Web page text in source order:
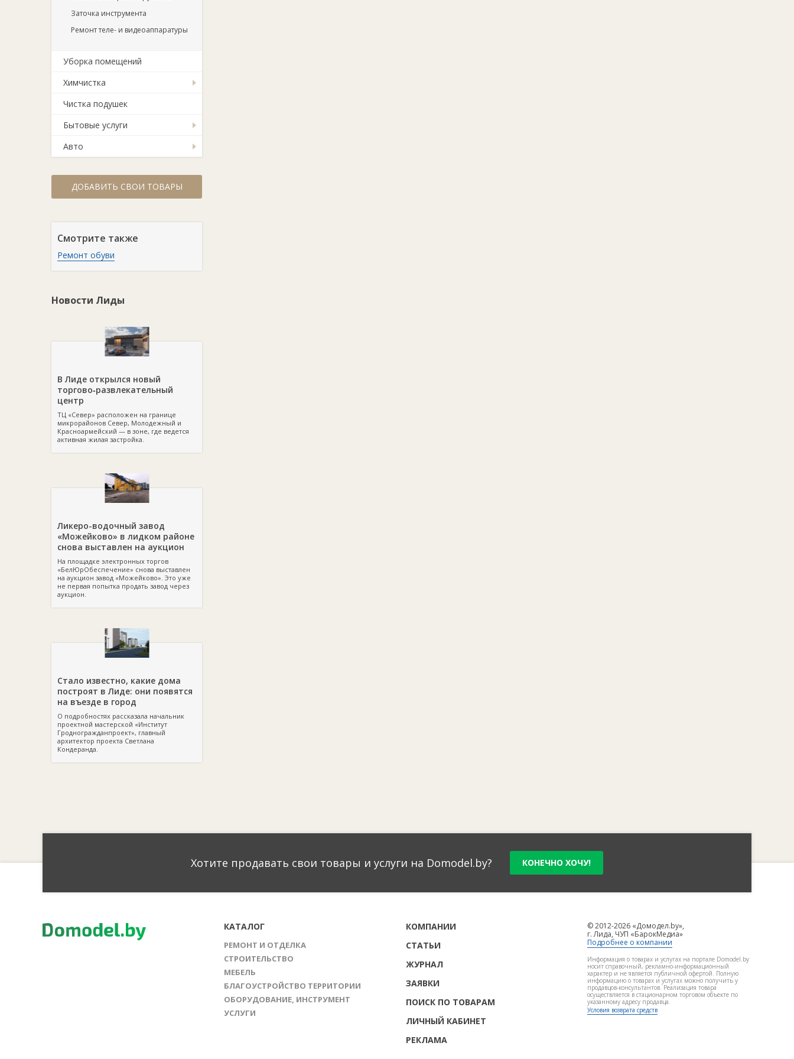
Заточка инструмента
Ремонт теле- и видеоаппаратуры
Уборка помещений
Химчистка
Чистка подушек
Бытовые услуги
Авто
ДОБАВИТЬ СВОИ ТОВАРЫ
Смотрите также
Ремонт обуви
Новости Лиды
В Лиде открылся новый
торгово‑развлекательный
центр
ТЦ «Север» расположен на границе
микрорайонов Север, Молодежный и
Красноармейский — в зоне, где ведется
активная жилая застройка.
Ликеро-водочный завод
«Можейково» в лидком районе
снова выставлен на аукцион
На площадке электронных торгов
«БелЮрОбеспечение» снова выставлен
на аукцион завод «Можейково». Это уже
не первая попытка продать завод через
аукцион.
Стало известно, какие дома
построят в Лиде: они появятся
на въезде в город
О подробностях рассказала начальник
проектной мастерской «Институт
Гродногражданпроект», главный
архитектор проекта Светлана
Кондеранда.
Хотите продавать свои товары и услуги на Domodel.by? КОНЕЧНО ХОЧУ!
КАТАЛОГ
РЕМОНТ И ОТДЕЛКА
СТРОИТЕЛЬСТВО
МЕБЕЛЬ
БЛАГОУСТРОЙСТВО ТЕРРИТОРИИ
ОБОРУДОВАНИЕ, ИНСТРУМЕНТ
УСЛУГИ
КОМПАНИИ
СТАТЬИ
ЖУРНАЛ
ЗАЯВКИ
ПОИСК ПО ТОВАРАМ
ЛИЧНЫЙ КАБИНЕТ
РЕКЛАМА
© 2012-2026 «Домодел.by»,
г. Лида, ЧУП «БарокМедиа»
Подробнее о компании
Информация о товарах и услугах на портале Domodel.by
носит справочный, рекламно-информационный
характер и не является публичной офертой. Полную
информацию о товарах и услугах можно получить у
продавцов-консультантов. Реализация товара
осуществляется в стационарном торговом объекте по
указанному адресу продавца.
Условия возврата средств